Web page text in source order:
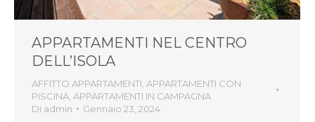
APPARTAMENTI NEL CENTRO
DELL’ISOLA
AFFITTO APPARTAMENTI APPARTAMENTI CON
PISCINA APPARTAMENTI IN CAMPAGNA
Di admin Gennaio 23, 2024